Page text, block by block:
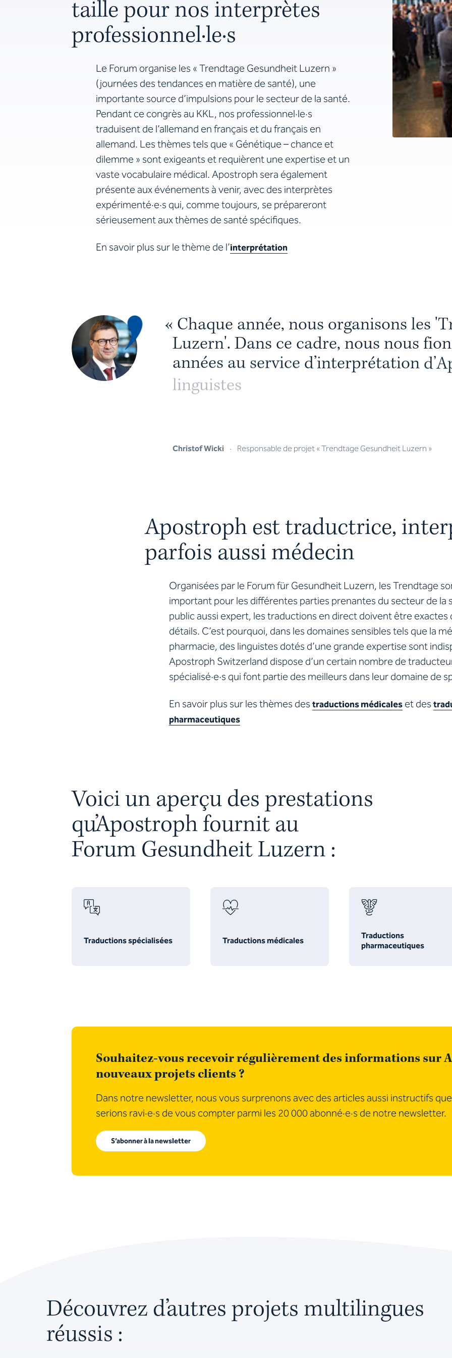
taille pour nos interprètes
professionnel·le·s
Le Forum organise les « Trendtage Gesundheit Luzern »
(journées des tendances en matière de santé), une
importante source d’impulsions pour le secteur de la santé.
Pendant ce congrès au KKL, nos professionnel·le·s
traduisent de l’allemand en français et du français en
allemand. Les thèmes tels que « Génétique – chance et
dilemme » sont exigeants et requièrent une expertise et un
vaste vocabulaire médical. Apostroph sera également
présente aux événements à venir, avec des interprètes
expérimenté·e·s qui, comme toujours, se prépareront
sérieusement aux thèmes de santé spécifiques.
En savoir plus sur le thème de l’interprétation
« Chaque année, nous organisons les 'T
Luzern'. Dans ce cadre, nous nous fion
années au service d’interprétation d’A
linguistes
Christof Wicki · Responsable de projet « Trendtage Gesundheit Luzern »
Apostroph est traductrice,
parfois aussi médecin
Organisées par le Forum für Gesundheit Luzern, les Trendtage
important pour les différentes parties prenantes du secteur de la
public aussi expert, les traductions en direct doivent être exactes
détails. C’est pourquoi, dans les domaines sensibles tels que la
pharmacie, des linguistes dotés d’une grande expertise sont
Apostroph Switzerland dispose d’un certain nombre de
spécialisé·e·s qui font partie des meilleurs dans leur domaine de
En savoir plus sur les thèmes des traductions médicales et des
pharmaceutiques
Voici un aperçu des prestations
qu’Apostroph fournit au
Forum Gesundheit Luzern :
Traductions spécialisées Traductions médicales
Traductions
pharmaceutiques
Souhaitez-vous recevoir régulièrement des informations sur
nouveaux projets clients ?
Dans notre newsletter, nous vous surprenons avec des articles aussi instructifs
serions ravi·e·s de vous compter parmi les 20 000 abonné·e·s de notre newsletter.
S’abonner à la newsletter
Découvrez d’autres projets multilingues
réussis :